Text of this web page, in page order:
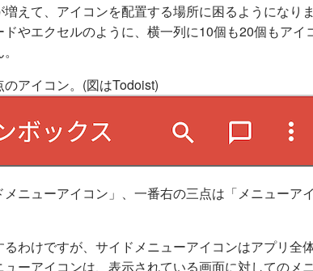
えて、アイコンを配置する場所に困るようになり
やエクセルのように、横一列に10個も20個もアイ
アイコン。(図はTodoist)
ニューアイコン」、一番右の三点は「メニューア
わけですが、サイドメニューアイコンはアプリ全
ーアイコンは、表示されている画面に対してのメ